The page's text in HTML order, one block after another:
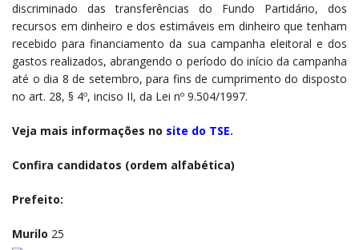
discriminado das transferências do Fundo Partidário, dos
recursos em dinheiro e dos estimáveis em dinheiro que tenham
recebido para financiamento da sua campanha eleitoral e dos
gastos realizados, abrangendo o período do início da campanha
até o dia 8 de setembro, para fins de cumprimento do disposto
no art. 28, § 4º, inciso II, da Lei nº 9.504/1997.
Veja mais informações no site do TSE.
Confira candidatos (ordem alfabética)
Prefeito:
Murilo 25